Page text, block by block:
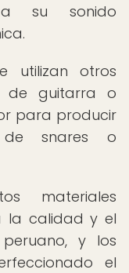
su sonido
utilizan otros
de guitarra o
para producir
de snares o
materiales
la calidad y el
y los
el